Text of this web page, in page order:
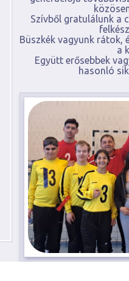
Szívből gratulálunk a
Büszkék vagyunk rátok,
a
Együtt erősebbek
hasonló